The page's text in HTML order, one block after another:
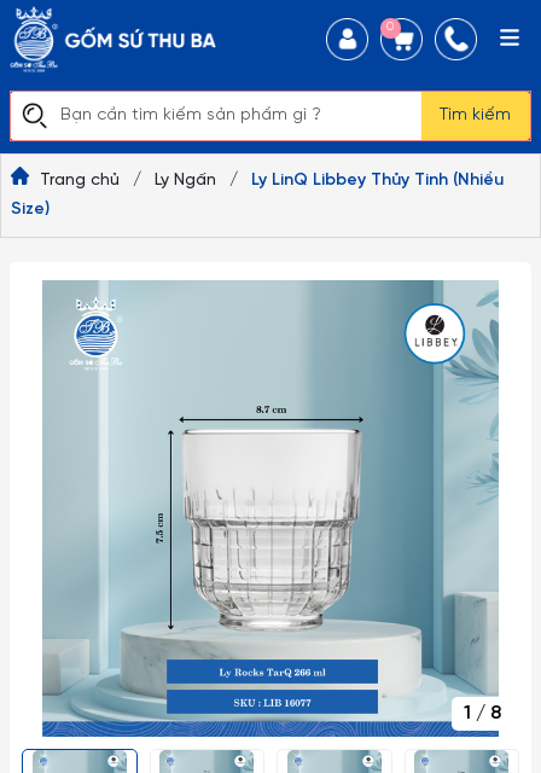
Tìm kiếm
0
Trang chủ / Ly Ngấn /
Ly LinQ Libbey Thủy Tinh (Nhiều
Size)
1 / 8